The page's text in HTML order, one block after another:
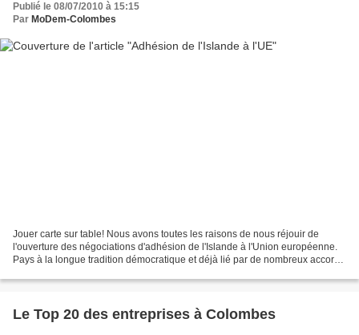
Publié le 08/07/2010 à 15:15
Par MoDem-Colombes
Jouer carte sur table! Nous avons toutes les raisons de nous réjouir de
l'ouverture des négociations d'adhésion de l'Islande à l'Union européenne.
Pays à la longue tradition démocratique et déjà lié par de nombreux accords
Le Top 20 des entreprises à Colombes